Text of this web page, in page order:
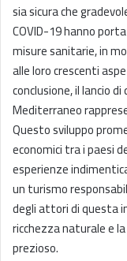
sia sicura che
COVID-19 hanno
misure sanitarie, in
alle loro crescenti
conclusione, il lancio
Mediterraneo
Questo sviluppo
economici tra i paesi
esperienze
un turismo
degli attori di questa
ricchezza naturale e
prezioso.